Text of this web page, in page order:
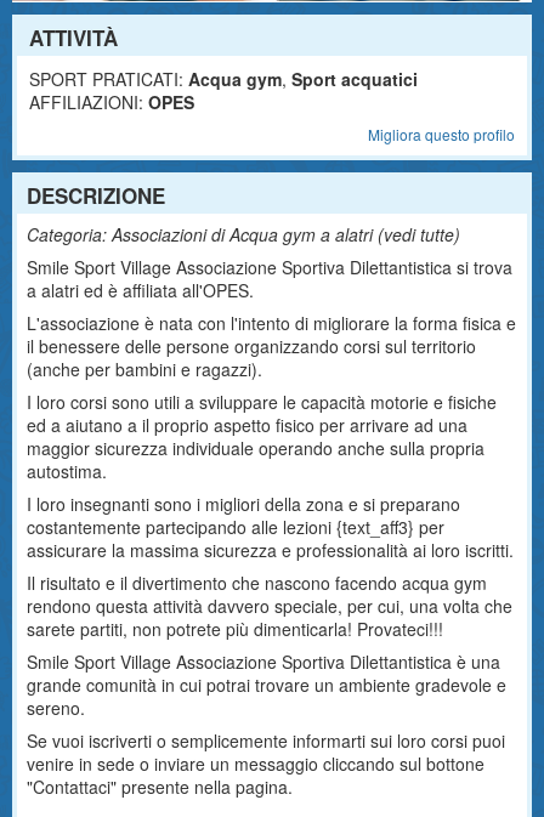
ATTIVITÀ
SPORT PRATICATI: Acqua gym, Sport acquatici
AFFILIAZIONI: OPES
Migliora questo profilo
DESCRIZIONE
Categoria: Associazioni di Acqua gym a alatri (vedi tutte)
Smile Sport Village Associazione Sportiva Dilettantistica si trova
a alatri ed è affiliata all'OPES.
L'associazione è nata con l'intento di migliorare la forma fisica e
il benessere delle persone organizzando corsi sul territorio
(anche per bambini e ragazzi).
I loro corsi sono utili a sviluppare le capacità motorie e fisiche
ed a aiutano a il proprio aspetto fisico per arrivare ad una
maggior sicurezza individuale operando anche sulla propria
autostima.
I loro insegnanti sono i migliori della zona e si preparano
costantemente partecipando alle lezioni {text_aff3} per
assicurare la massima sicurezza e professionalità ai loro iscritti.
Il risultato e il divertimento che nascono facendo acqua gym
rendono questa attività davvero speciale, per cui, una volta che
sarete partiti, non potrete più dimenticarla! Provateci!!!
Smile Sport Village Associazione Sportiva Dilettantistica è una
grande comunità in cui potrai trovare un ambiente gradevole e
sereno.
Se vuoi iscriverti o semplicemente informarti sui loro corsi puoi
venire in sede o inviare un messaggio cliccando sul bottone
"Contattaci" presente nella pagina.